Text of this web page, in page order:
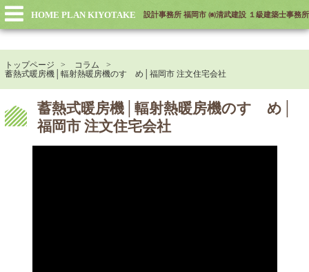
HOME PLAN KIYOTAKE 設計事務所 福岡市 ㈱清武建設 １級建築士事務所
トップページ
コラム
蓄熱式暖房機│輻射熱暖房機のすゝめ│福岡市 注文住宅会社
蓄熱式暖房機│輻射熱暖房機のすゝめ│
福岡市 注文住宅会社